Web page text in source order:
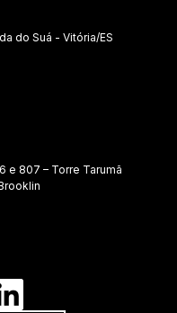
do Suá - Vitória/ES
e 807 – Torre Tarumã